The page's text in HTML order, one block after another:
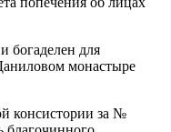
богаделен для
монастыре
консистории за №